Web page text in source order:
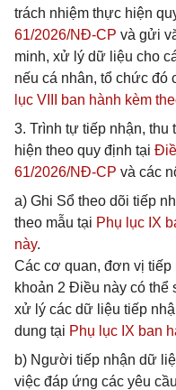
trách nhiệm thực hiện
61/2026/NĐ-CP và gửi
minh, xử lý dữ liệu cho
nếu cá nhân, tổ chức đó
lục VIII ban hành kèm
3. Trình tự tiếp nhận,
hiện theo quy định tại
61/2026/NĐ-CP và các
a) Ghi Sổ theo dõi tiếp
theo mẫu tại Phụ lục IX
này.
Các cơ quan, đơn vị tiếp
khoản 2 Điều này có thể
xử lý các dữ liệu tiếp
dung tại Phụ lục IX ban
b) Người tiếp nhận dữ
việc đáp ứng các yêu